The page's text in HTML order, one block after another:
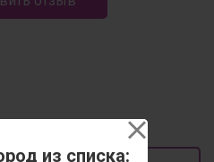
из списка: